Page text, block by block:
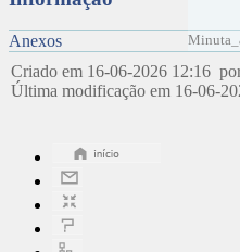
Anexos
Criado em 16-06-2026 12:16
Última modificação em 16-06-